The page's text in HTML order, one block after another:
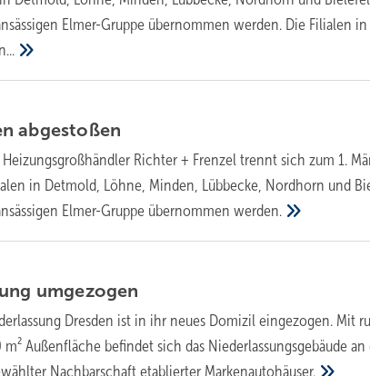
Elmer-Gruppe übernommen werden. Die Filialen in
abgestoßen
Richter + Frenzel trennt sich zum 1.
in Detmold, Löhne, Minden, Lübbecke, Nordhorn und
Elmer-Gruppe übernommenwerden.
umgezogen
Dresden ist in ihr neues Domizil eingezogen. Mit
Außenfläche befindet sich das Niederlassungsgebäude an
Nachbarschaft etablierter Markenautohäuser.